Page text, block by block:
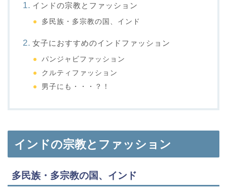
インドの宗教とファッション
多民族・多宗教の国、インド
女子におすすめのインドファッション
パンジャビファッション
クルティファッション
男子にも・・・？！
インドの宗教とファッション
多民族・多宗教の国、インド